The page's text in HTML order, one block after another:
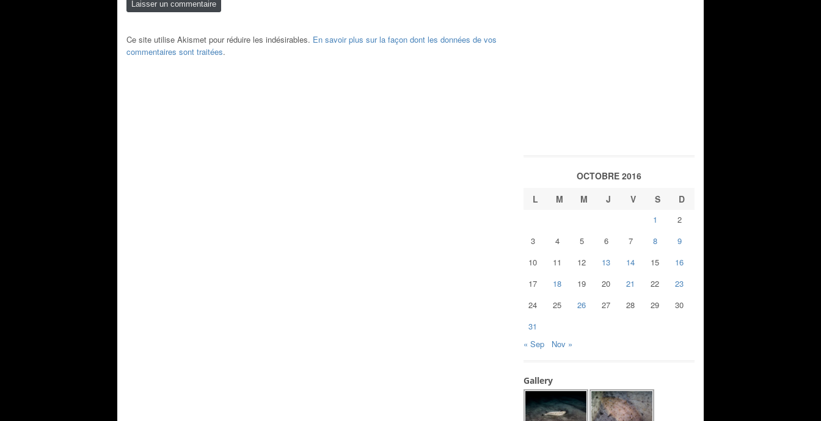
Ce site utilise Akismet pour réduire les indésirables. En savoir plus sur la façon dont les données de vos
commentaires sont traitées.
OCTOBRE 2016
L
M M J V S D
1
2
3
4 5 6 7 8
9
10
11 12 13 14 15
16
17
18 19 20 21 22
23
24
25 26 27 28 29
30
31
« Sep
Nov »
Gallery